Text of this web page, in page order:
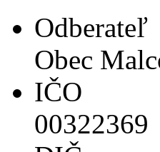
Odberateľ
Obec
IČO
00322369